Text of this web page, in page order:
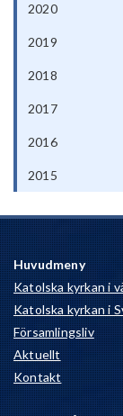
2020
2019
2018
2017
2016
2015
Huvudmeny
Katolska kyrkan i
Katolska kyrkan i
Församlingsliv
Aktuellt
Kontakt